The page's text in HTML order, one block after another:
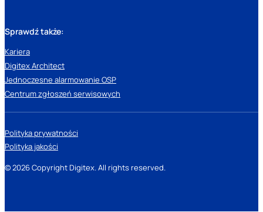
Sprawdź także:
Kariera
Digitex Architect
Jednoczesne alarmowanie OSP
Centrum zgłoszeń serwisowych
© 2026 Copyright Digitex. All rights reserved.
Polityka prywatności
Polityka jakości